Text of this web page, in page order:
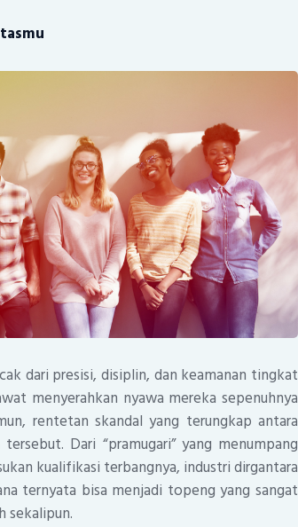
dari presisi, disiplin, dan keamanan tingkat
menyerahkan nyawa mereka sepenuhnya
rentetan skandal yang terungkap antara
Dari “pramugari” yang menumpang
kualifikasi terbangnya, industri dirgantara
ternyata bisa menjadi topeng yang sangat
sekalipun.